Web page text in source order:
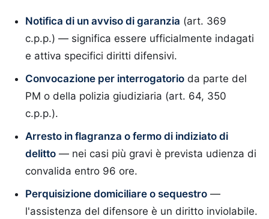
Notifica di un avviso di garanzia (art. 369
c.p.p.) — significa essere ufficialmente indagati
e attiva specifici diritti difensivi.
Convocazione per interrogatorio da parte del
PM o della polizia giudiziaria (art. 64, 350
c.p.p.).
Arresto in flagranza o fermo di indiziato di
delitto — nei casi più gravi è prevista udienza di
convalida entro 96 ore.
Perquisizione domiciliare o sequestro —
l'assistenza del difensore è un diritto inviolabile.